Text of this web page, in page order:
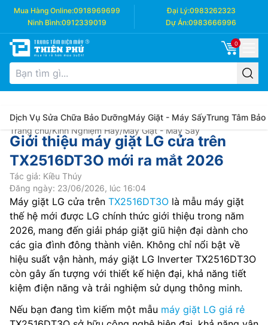
Mua Hàng Online:0918969699 Đại Lý:0983262323
Ninh Bình:0912339019 Dự Án:0983666996
0
Dịch Vụ Sửa Chữa Bảo DưỡngMáy Giặt - Máy SấyTrung Tâm Bảo
Trang chủ/Kinh Nghiệm Hay/Máy Giặt - Máy Sấy
Giới thiệu máy giặt LG cửa trên
TX2516DT3O mới ra mắt 2026
Tác giả: Kiều Thúy
Đăng ngày: 23/06/2026, lúc 16:04
Máy giặt LG cửa trên TX2516DT3O là mẫu máy giặt
thế hệ mới được LG chính thức giới thiệu trong năm
2026, mang đến giải pháp giặt giũ hiện đại dành cho
các gia đình đông thành viên. Không chỉ nổi bật về
hiệu suất vận hành, máy giặt LG Inverter TX2516DT3O
còn gây ấn tượng với thiết kế hiện đại, khả năng tiết
kiệm điện năng và trải nghiệm sử dụng thông minh.
Nếu bạn đang tìm kiếm một mẫu máy giặt LG giá rẻ